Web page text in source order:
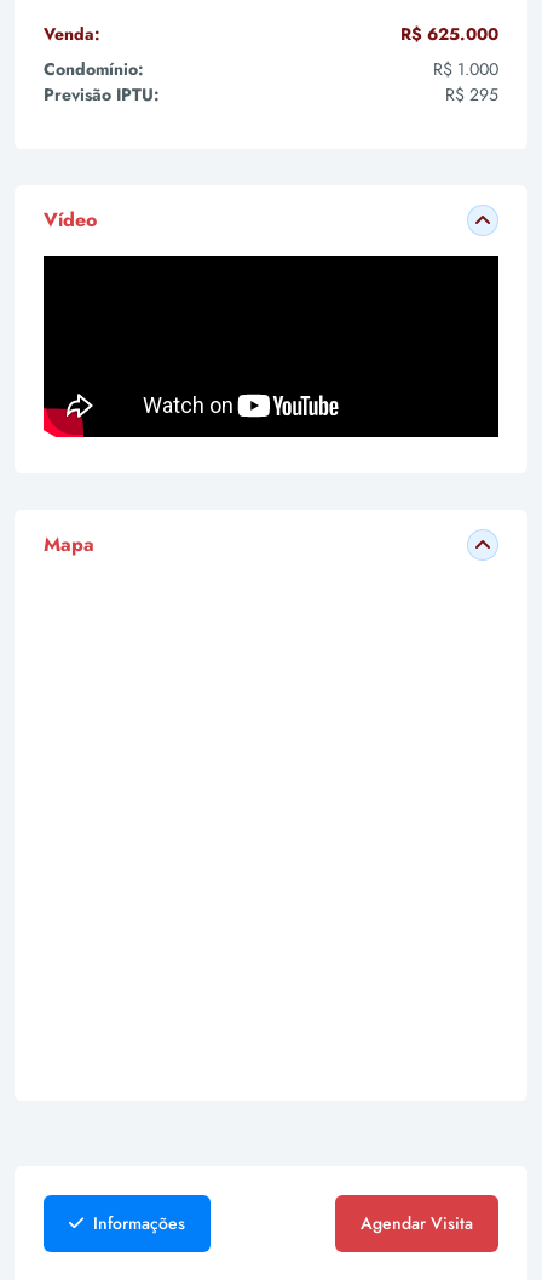
Venda:
R$ 625.000
Condomínio:
R$ 1.000
Previsão IPTU:
R$ 295
Vídeo
Mapa
Informações Agendar Visita